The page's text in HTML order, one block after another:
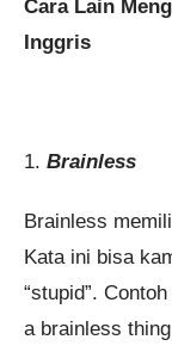
Cara Lain
Inggris
1. Brainless
Brainless
Kata ini bisa
“stupid”.
a brainless